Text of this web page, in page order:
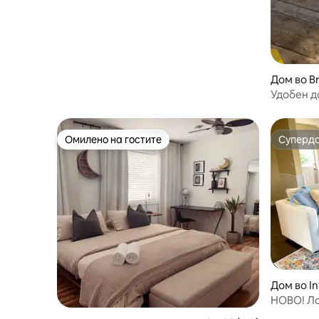
Дом во
Удобен
Омилено на гостите
Омилено на гостите
Дом во
НОВО!